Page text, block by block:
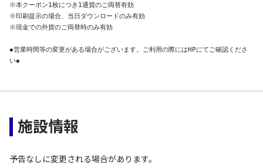
※本クーポン1枚につき1通貨のご両替有効
※印刷提示の場合、当日ダウンロードのみ有効
※現金での外貨のご両替時のみ有効
◆営業時間等の変更がある場合がございます。ご利用の際にはHPにてご確認くださ
い◆
施設情報
予告なしに変更される場合があります。